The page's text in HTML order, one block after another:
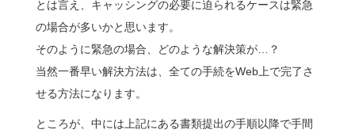
とは言え、キャッシングの必要に迫られるケースは緊急
の場合が多いかと思います。
そのように緊急の場合、どのような解決策が…？
当然一番早い解決方法は、全ての手続をWeb上で完了さ
せる方法になります。
ところが、中には上記にある書類提出の手順以降で手間